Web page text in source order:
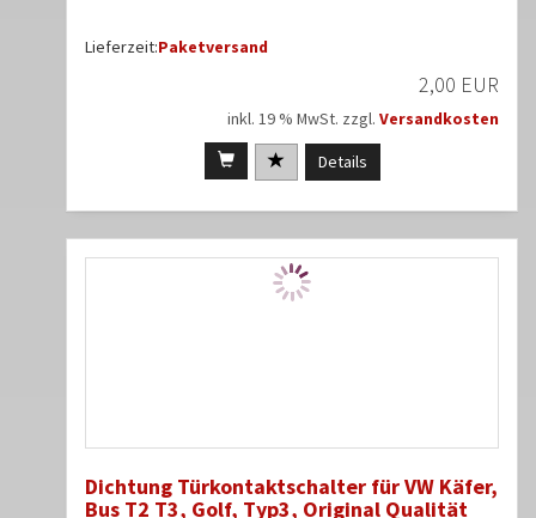
Lieferzeit:Paketversand
2,00 EUR
inkl. 19 % MwSt. zzgl. Versandkosten
Details
Dichtung Türkontaktschalter für VW Käfer,
Bus T2 T3, Golf, Typ3, Original Qualität